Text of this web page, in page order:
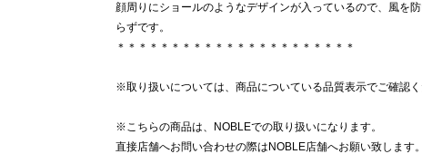
顔周りにショールのようなデザインが入っているので、風を
らずです。
＊＊＊＊＊＊＊＊＊＊＊＊＊＊＊＊＊＊＊＊＊＊
※取り扱いについては、商品についている品質表示でご確認く
※こちらの商品は、NOBLEでの取り扱いになります。
直接店舗へお問い合わせの際はNOBLE店舗へお願い致します。